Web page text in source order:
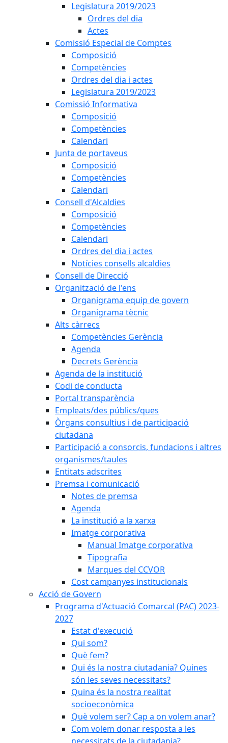
Legislatura 2019/2023
Ordres del dia
Actes
Comissió Especial de Comptes
Composició
Competències
Ordres del dia i actes
Legislatura 2019/2023
Comissió Informativa
Composició
Competències
Calendari
Junta de portaveus
Composició
Competències
Calendari
Consell d'Alcaldies
Composició
Competències
Calendari
Ordres del dia i actes
Notícies consells alcaldies
Consell de Direcció
Organització de l'ens
Organigrama equip de govern
Organigrama tècnic
Alts càrrecs
Competències Gerència
Agenda
Decrets Gerència
Agenda de la institució
Codi de conducta
Portal transparència
Empleats/des públics/ques
Òrgans consultius i de participació
ciutadana
Participació a consorcis, fundacions i altres
organismes/taules
Entitats adscrites
Premsa i comunicació
Notes de premsa
Agenda
La institució a la xarxa
Imatge corporativa
Manual Imatge corporativa
Tipografia
Marques del CCVOR
Cost campanyes institucionals
Acció de Govern
Programa d'Actuació Comarcal (PAC) 2023-
2027
Estat d'execució
Qui som?
Què fem?
Qui és la nostra ciutadania? Quines
són les seves necessitats?
Quina és la nostra realitat
socioeconòmica
Què volem ser? Cap a on volem anar?
Com volem donar resposta a les